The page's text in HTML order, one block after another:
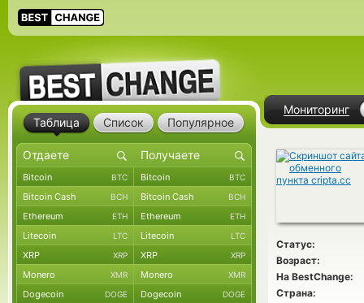
Мониторинг
Статус:
Возраст:
На BestChange:
Страна:
Таблица Список Популярное
Bitcoin BTC Bitcoin BTC
Bitcoin Cash BCH Bitcoin Cash BCH
Ethereum ETH Ethereum ETH
Litecoin LTC Litecoin LTC
XRP XRP XRP XRP
Monero XMR Monero XMR
Dogecoin DOGE Dogecoin DOGE